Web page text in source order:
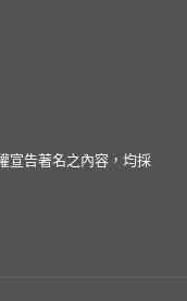
宣告著名之內容，均採